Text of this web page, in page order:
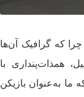
که گرافیک آن‌ها
همذات‌پنداری با
به‌عنوان بازیکن